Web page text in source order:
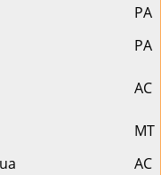
PA
PA
AC
MT
AC